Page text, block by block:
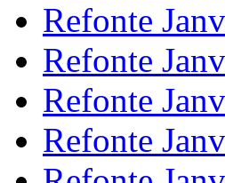
Refonte
Refonte
Refonte
Refonte